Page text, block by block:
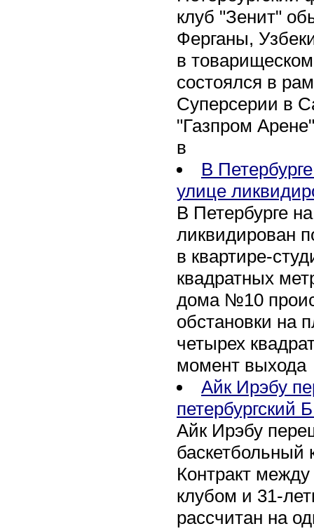
клуб "Зенит"
Ферганы,
в
состоялся в
Суперсерии в
"Газпром
в
В
улице
В Петербурге
ликвидирован
в квартире-
квадратных
дома №10
обстановки на
четырех
момент выхода
Айк Ирэбу
петербургский
Айк Ирэбу
баскетбольный
Контракт между
клубом и 31-
рассчитан на